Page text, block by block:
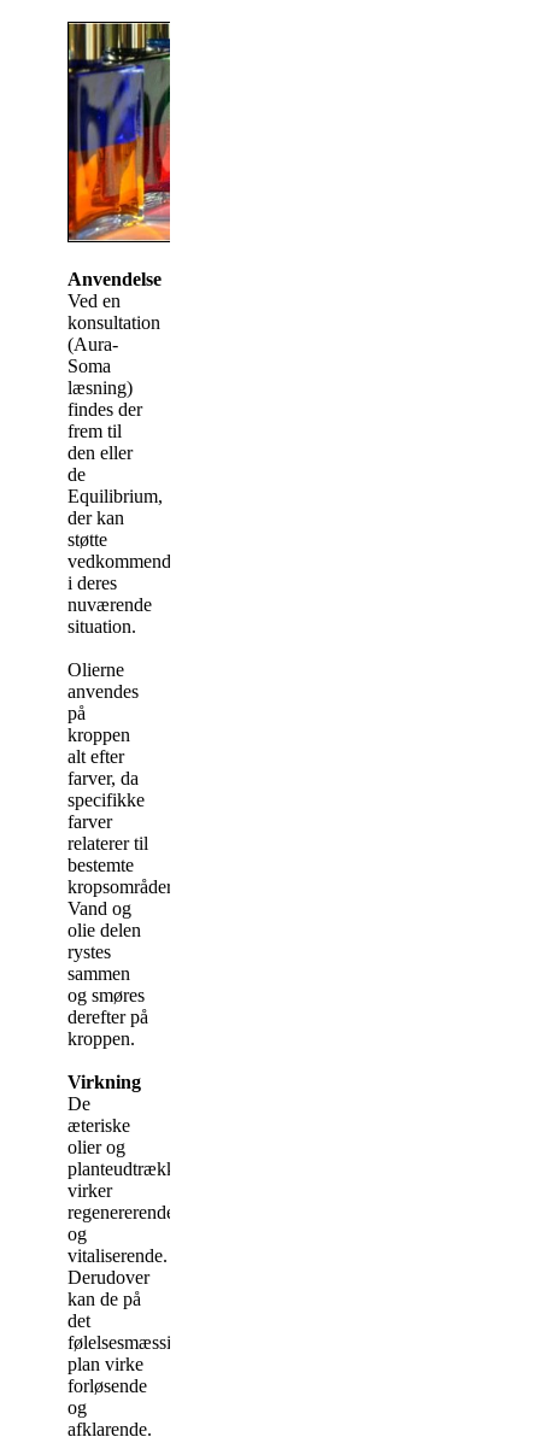
Anvendelse
Ved en
konsultation
(Aura-
Soma
læsning)
findes der
frem til
den eller
de
Equilibrium,
der kan
støtte
vedkommende
i deres
nuværende
situation.
Olierne
anvendes
på
kroppen
alt efter
farver, da
specifikke
farver
relaterer til
bestemte
kropsområder.
Vand og
olie delen
rystes
sammen
og smøres
derefter på
kroppen.
Virkning
De
æteriske
olier og
planteudtrækkene
virker
regenererende
og
vitaliserende.
Derudover
kan de på
det
følelsesmæssige
plan virke
forløsende
og
afklarende.